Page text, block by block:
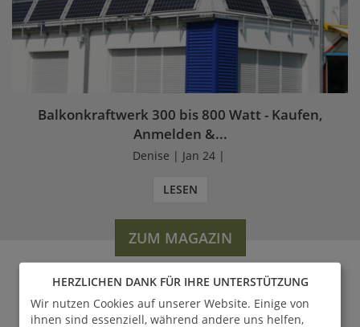
Balkonkraftwerk 300 bis 800 Watt - Kaufen,
Anmelden &...
Denise | Jan 24 |
LESEN
ZUM MAGAZIN
WERDEN SIE FAN VON
HERZLICHEN DANK FÜR IHRE UNTERSTÜTZUNG
Wir nutzen Cookies auf unserer Website. Einige von
ihnen sind essenziell, während andere uns helfen,